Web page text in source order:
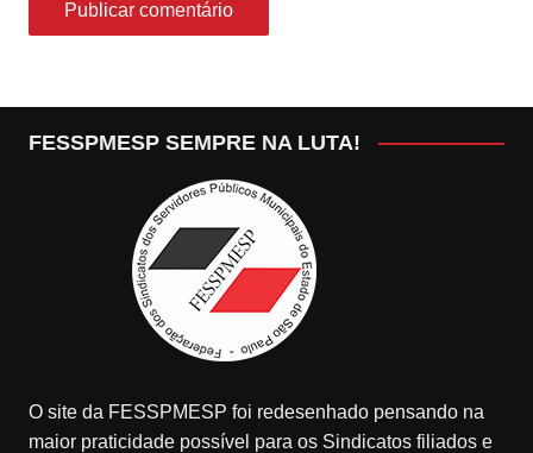
FESSPMESP SEMPRE NA LUTA!
O site da FESSPMESP foi redesenhado pensando na
maior praticidade possível para os Sindicatos filiados e